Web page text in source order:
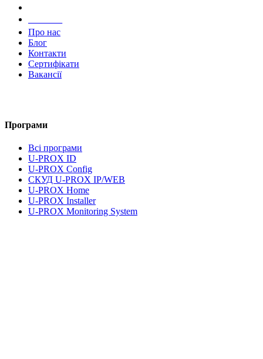
Про нас
Блог
Контакти
Сертифікати
Вакансії
Програми
Всі програми
U-PROX ID
U-PROX Config
СКУД U-PROX IP/WEB
U-PROX Home
U-PROX Installer
U-PROX Monitoring System